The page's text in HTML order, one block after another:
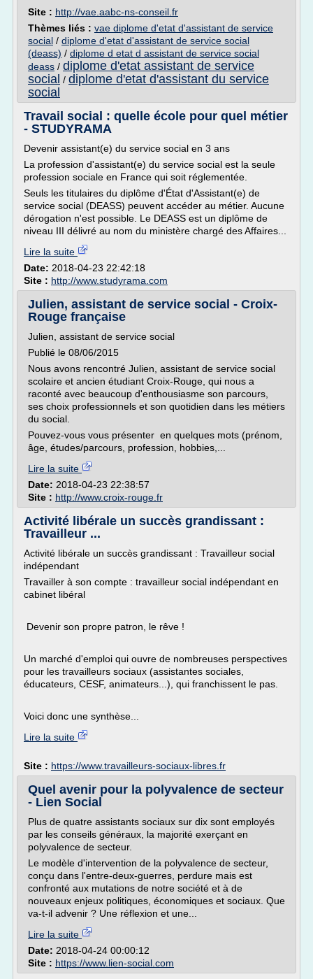
Site : http://vae.aabc-ns-conseil.fr
Thèmes liés : vae diplome d'etat d'assistant de service
social / diplome d'etat d'assistant de service social
(deass) / diplome d etat d assistant de service social
deass / diplome d'etat assistant de service
social / diplome d'etat d'assistant du service
social
Travail social : quelle école pour quel métier
- STUDYRAMA
Devenir assistant(e) du service social en 3 ans
La profession d'assistant(e) du service social est la seule
profession sociale en France qui soit réglementée.
Seuls les titulaires du diplôme d'État d'Assistant(e) de
service social (DEASS) peuvent accéder au métier. Aucune
dérogation n'est possible. Le DEASS est un diplôme de
niveau III délivré au nom du ministère chargé des Affaires...
Lire la suite
Date: 2018-04-23 22:42:18
Site : http://www.studyrama.com
Julien, assistant de service social - Croix-
Rouge française
Julien, assistant de service social
Publié le 08/06/2015
Nous avons rencontré Julien, assistant de service social
scolaire et ancien étudiant Croix-Rouge, qui nous a
raconté avec beaucoup d'enthousiasme son parcours,
ses choix professionnels et son quotidien dans les métiers
du social.
Pouvez-vous vous présenter en quelques mots (prénom,
âge, études/parcours, profession, hobbies,...
Lire la suite
Date: 2018-04-23 22:38:57
Site : http://www.croix-rouge.fr
Activité libérale un succès grandissant :
Travailleur ...
Activité libérale un succès grandissant : Travailleur social
indépendant
Travailler à son compte : travailleur social indépendant en
cabinet libéral
Devenir son propre patron, le rêve !
Un marché d'emploi qui ouvre de nombreuses perspectives
pour les travailleurs sociaux (assistantes sociales,
éducateurs, CESF, animateurs...), qui franchissent le pas.
Voici donc une synthèse...
Lire la suite
Site : https://www.travailleurs-sociaux-libres.fr
Quel avenir pour la polyvalence de secteur
- Lien Social
Plus de quatre assistants sociaux sur dix sont employés
par les conseils généraux, la majorité exerçant en
polyvalence de secteur.
Le modèle d'intervention de la polyvalence de secteur,
conçu dans l'entre-deux-guerres, perdure mais est
confronté aux mutations de notre société et à de
nouveaux enjeux politiques, économiques et sociaux. Que
va-t-il advenir ? Une réflexion et une...
Lire la suite
Date: 2018-04-24 00:00:12
Site : https://www.lien-social.com